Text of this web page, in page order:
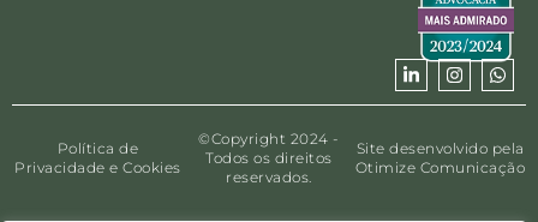
Política de
Privacidade e Cookies
©Copyright 2024 -
Todos os direitos
reservados.
Site desenvolvido pela
Otimize Comunicação